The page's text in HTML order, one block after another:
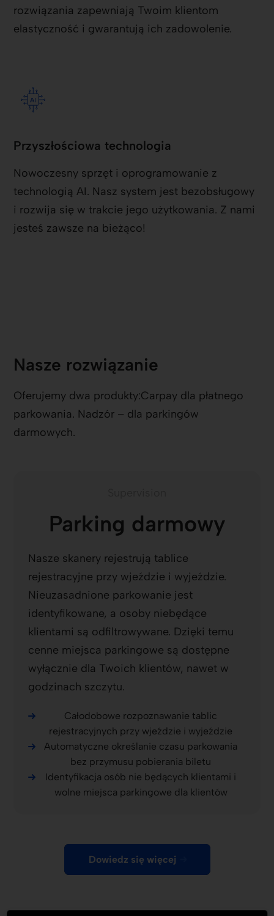
rozwiązania zapewniają Twoim klientom
elastyczność i gwarantują ich zadowolenie.
Przyszłościowa technologia
Nowoczesny sprzęt i oprogramowanie z
technologią AI. Nasz system jest bezobsługowy
i rozwija się w trakcie jego użytkowania. Z nami
jesteś zawsze na bieżąco!
Nasze rozwiązanie
Oferujemy dwa produkty:Carpay dla płatnego
parkowania. Nadzór – dla parkingów
darmowych.
Parking darmowy
Nasze skanery rejestrują tablice
rejestracyjne przy wjeździe i wyjeździe.
Nieuzasadnione parkowanie jest
identyfikowane, a osoby niebędące
klientami są odfiltrowywane. Dzięki temu
cenne miejsca parkingowe są dostępne
wyłącznie dla Twoich klientów, nawet w
godzinach szczytu.
Całodobowe rozpoznawanie tablic
rejestracyjnych przy wjeździe i wyjeździe
Automatyczne określanie czasu parkowania
bez przymusu pobierania biletu
Identyfikacja osób nie będących klientami i
wolne miejsca parkingowe dla klientów
Dowiedz się więcej